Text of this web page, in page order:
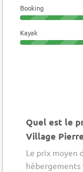
Booking
Kayak
Quel est le
Village
Le prix moyen
hébergements